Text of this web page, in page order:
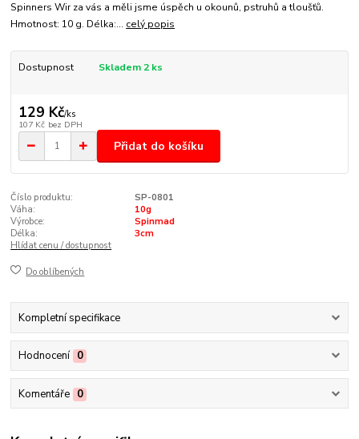
Spinners Wir za vás a měli jsme úspěch u okounů, pstruhů a tloušťů.
Hmotnost: 10 g. Délka:... celý popis
Dostupnost Skladem 2 ks
129 Kč/ks
107 Kč bez DPH
Přidat do košíku
Číslo produktu:
SP-0801
Váha:
10g
Výrobce:
Spinmad
Délka:
3cm
Hlídat cenu / dostupnost
Do oblíbených
Kompletní specifikace
Hodnocení 0
Komentáře 0